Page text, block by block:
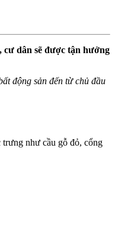
cư dân sẽ được tận hưởng
động sản đến từ chủ đầu
như cầu gỗ đỏ, cổng